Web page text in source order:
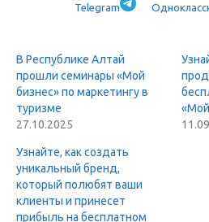
Telegram
В Республике Алтай
прошли семинары «Мой
бизнес» по маркетингу в
туризме
27.10.2025
Узнайте, как создать
уникальный бренд,
который полюбят ваши
клиенты и принесет
прибыль на бесплатном